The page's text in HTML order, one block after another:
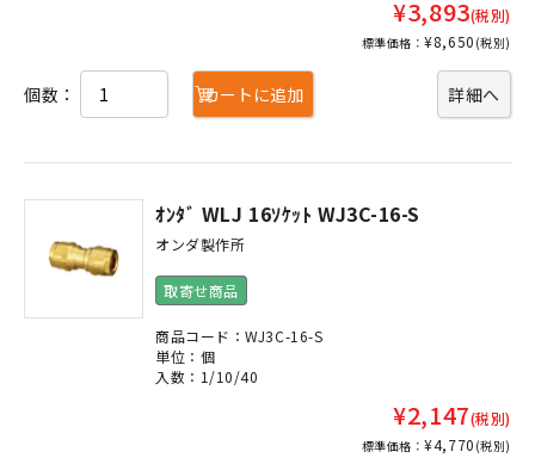
¥3,893(税別)
標準価格：¥8,650 (税別)
詳細へ
個数： カートに追加
ｵﾝﾀﾞ WLJ 16ｿｹｯﾄ WJ3C-16-S
オンダ製作所
取寄せ商品
商品コード：WJ3C-16-S
単位：個
入数：1/10/40
¥2,147(税別)
標準価格：¥4,770 (税別)